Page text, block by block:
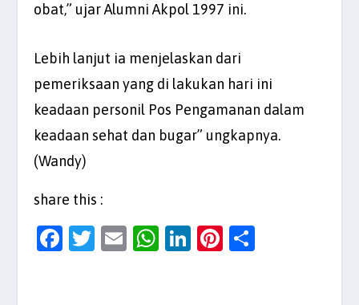
obat,” ujar Alumni Akpol 1997 ini.
Lebih lanjut ia menjelaskan dari
pemeriksaan yang di lakukan hari ini
keadaan personil Pos Pengamanan dalam
keadaan sehat dan bugar” ungkapnya.
(Wandy)
share this :
F
T
E
W Li
Pi